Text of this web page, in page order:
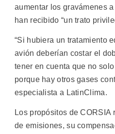
aumentar los gravámenes
han recibido “un trato
“Si hubiera un tratamiento
avión deberían costar el
tener en cuenta que no
porque hay otros gases
especialista a LatinClima.
Los propósitos de CORSIA
de emisiones, su